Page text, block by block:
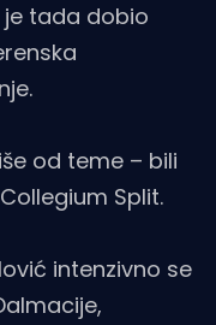
je tada dobio
od teme – bili
Split.
intenzivno se